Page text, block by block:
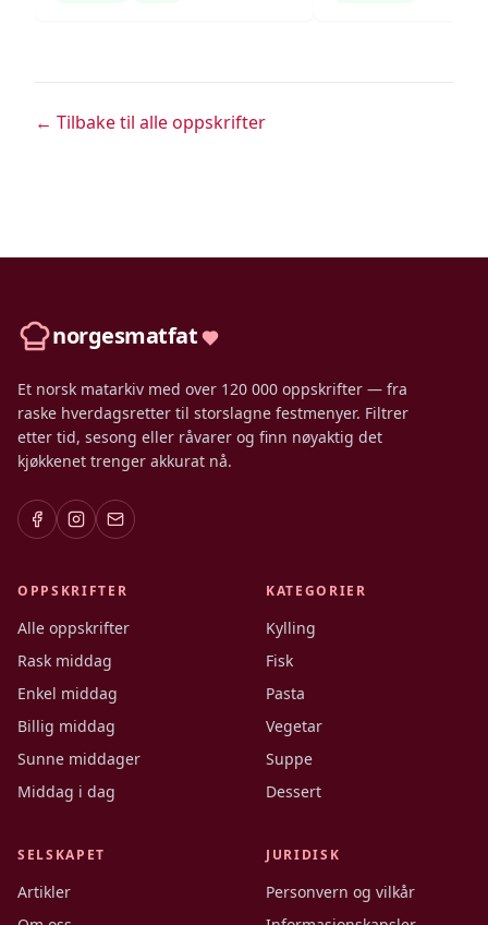
← Tilbake til alle oppskrifter
norgesmatfat
Et norsk matarkiv med over 120 000 oppskrifter — fra
raske hverdagsretter til storslagne festmenyer. Filtrer
etter tid, sesong eller råvarer og finn nøyaktig det
kjøkkenet trenger akkurat nå.
OPPSKRIFTER
Alle oppskrifter
Rask middag
Enkel middag
Billig middag
Sunne middager
Middag i dag
KATEGORIER
Kylling
Fisk
Pasta
Vegetar
Suppe
Dessert
SELSKAPET
Artikler
JURIDISK
Personvern og vilkår